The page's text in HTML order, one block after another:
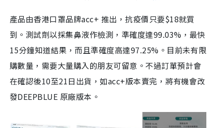
產品由香港口罩品牌acc+ 推出，抗疫價只要$18就買
到。測試劑以採集鼻液作檢測，準確度達99.03%，最快
15分鐘知道結果，而且準確度高達97.25%。目前未有限
購數量，需要大量購入的朋友可留意。不過訂單預計會
在確認後10至21日出貨，如acc+版本賣完，將有機會改
發DEEPBLUE 原廠版本。